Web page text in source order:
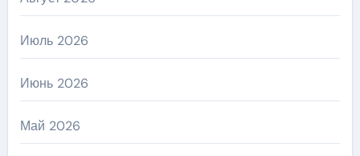
Июль 2026
Июнь 2026
Май 2026